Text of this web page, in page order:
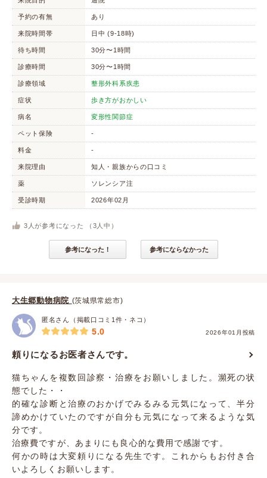
予約の有無 あり
来院時間帯 日中 (9-18時)
待ち時間 30分〜1時間
診療時間 30分〜1時間
診療領域 整形外科系疾患
症状 歩き方がおかしい
病名 変形性関節症
ペット保険 -
料金 -
来院理由 知人・親族からの口コミ
薬 ソレンシア注
受診時期 2026年02月
3 人が参考になった （ 3 人中）
参考になった！ 参考にならなかった
大生郷動物病院 (茨城県常総市)
匿名さん（掲載口コミ1件・ネコ）
2026年01月投稿
5.0
頼りになるお医者さんです。
猫ちゃんを複数回診察・治療をお願いしました。瀕死の状
態でした・・
的確な診断と治療のおかげでみるみる元気になって、半分
諦めかけていたのですが自分も元気になって来るような気
分です。
治療費ですが、あまりにも良心的な費用で感謝です。
何かの時は大変頼りになる先生です。これからもお付き合
いよろしくお願いします。